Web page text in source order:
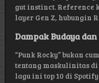
gut instinct. Reference
layer Gen Z, hubungin
Dampak Budaya
“Punk Rocky” bukan
tentang maskulinitas
lagu ini top 10 di